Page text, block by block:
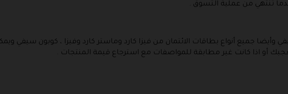
تنتهي من عملية التسوق .
وأيضا جميع أنواع بطاقات الائتمان من فيزا كارد وماستر كارد وفيزا ، كوبون سيفي
أو اذا كانت غير مطابقة للمواصفات مع استرجاع قيمة المنتجات .